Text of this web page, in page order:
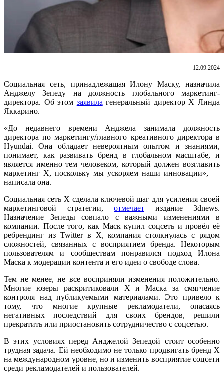
12.09.2024
Социальная сеть, принадлежащая Илону Маску, назначила
Анджелу Зепеду на должность глобального маркетинг-
директора. Об этом заявила генеральный директор X Линда
Яккарино.
«До недавнего времени Анджела занимала должность
директора по маркетингу/главного креативного директора в
Hyundai. Она обладает невероятным опытом и знаниями,
понимает, как развивать бренд в глобальном масштабе, и
является именно тем человеком, который должен возглавить
маркетинг X, поскольку мы ускоряем наши инновации», —
написала она.
Социальная сеть X сделала ключевой шаг для усиления своей
маркетинговой стратегии, отмечает издание 3dnews.
Назначение Зепеды совпало с важными изменениями в
компании. После того, как Маск купил соцсеть и провёл её
ребрендинг из Twitter в X, компания столкнулась с рядом
сложностей, связанных с восприятием бренда. Некоторым
пользователям и сообществам понравился подход Илона
Маска к модерации контента и его идеи о свободе слова.
Тем не менее, не все восприняли изменения положительно.
Многие юзеры раскритиковали X и Маска за смягчение
контроля над публикуемыми материалами. Это привело к
тому, что многие крупные рекламодатели, опасаясь
негативных последствий для своих брендов, решили
прекратить или приостановить сотрудничество с соцсетью.
В этих условиях перед Анджелой Зепедой стоит особенно
трудная задача. Ей необходимо не только продвигать бренд X
на международном уровне, но и изменить восприятие соцсети
среди рекламодателей и пользователей.